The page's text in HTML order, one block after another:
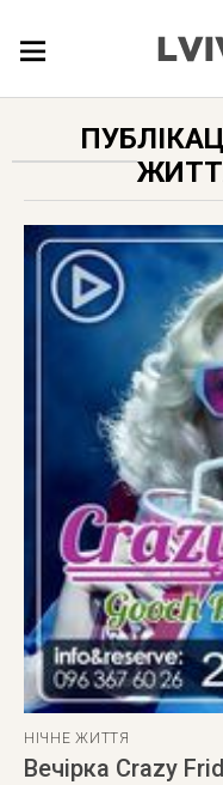
ПУБЛІКАЦІЇ
ДОВІДКА
НІЧНЕ ЖИТТЯ
Вечірка Crazy